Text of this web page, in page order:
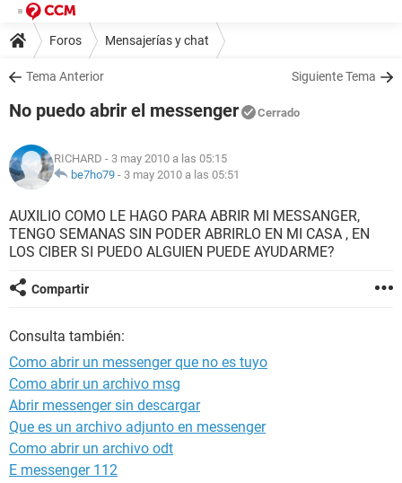
Foros Mensajerías y chat
Tema Anterior Siguiente Tema
No puedo abrir el messenger Cerrado
RICHARD - 3 may 2010 a las 05:15
be7ho79 - 3 may 2010 a las 05:51
AUXILIO COMO LE HAGO PARA ABRIR MI MESSANGER,
TENGO SEMANAS SIN PODER ABRIRLO EN MI CASA , EN
LOS CIBER SI PUEDO ALGUIEN PUEDE AYUDARME?
Compartir
Consulta también:
Como abrir un messenger que no es tuyo
Como abrir un archivo msg
Abrir messenger sin descargar
Que es un archivo adjunto en messenger
Como abrir un archivo odt
E messenger 112